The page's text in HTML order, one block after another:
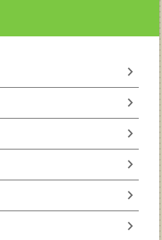
chevron_right
chevron_right
chevron_right
chevron_right
chevron_right
chevron_right